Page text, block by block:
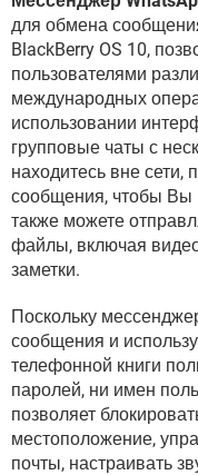
ВИДЕО
YANDEX
для обмена
BlackBerry OS 10,
пользователями
международных
использовании
групповые чаты с
находитесь вне сети,
сообщения, чтобы Вы
также можете
файлы, включая
заметки.
Поскольку
сообщения и
телефонной книги
паролей, ни имен
позволяет
местоположение,
почты, настраивать